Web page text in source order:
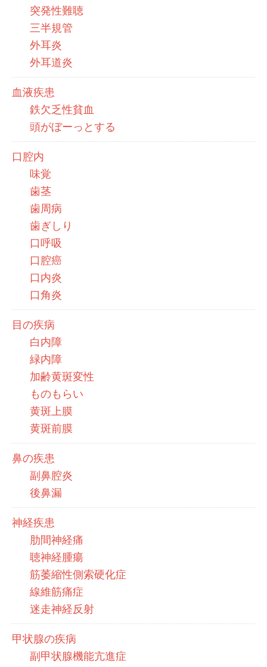
突発性難聴
三半規管
外耳炎
外耳道炎
血液疾患
鉄欠乏性貧血
頭がぼーっとする
口腔内
味覚
歯茎
歯周病
歯ぎしり
口呼吸
口腔癌
口内炎
口角炎
目の疾病
白内障
緑内障
加齢黄斑変性
ものもらい
黄斑上膜
黄斑前膜
鼻の疾患
副鼻腔炎
後鼻漏
神経疾患
肋間神経痛
聴神経腫瘍
筋萎縮性側索硬化症
線維筋痛症
迷走神経反射
甲状腺の疾病
副甲状腺機能亢進症